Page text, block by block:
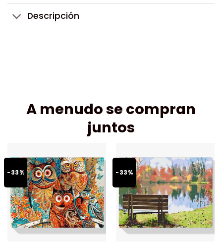
Descripción
A menudo se compran
juntos
-33% -33%